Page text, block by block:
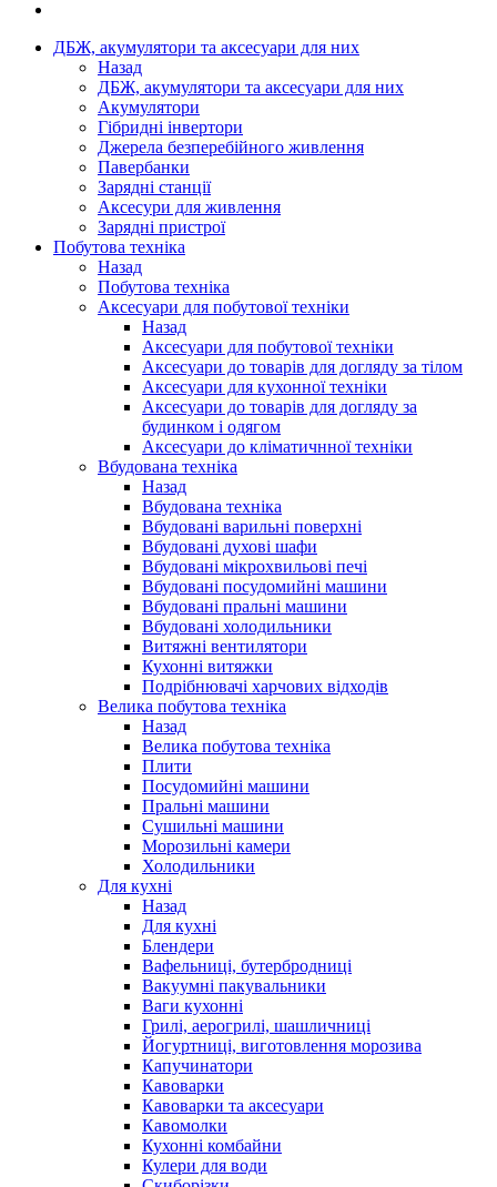
ДБЖ, акумулятори та аксесуари для них
Назад
ДБЖ, акумулятори та аксесуари для них
Акумулятори
Гібридні інвертори
Джерела безперебійного живлення
Павербанки
Зарядні станції
Аксесури для живлення
Зарядні пристрої
Побутова техніка
Назад
Побутова техніка
Аксесуари для побутової техніки
Назад
Аксесуари для побутової техніки
Аксесуари до товарів для догляду за тілом
Аксесуари для кухонної техніки
Аксесуари до товарів для догляду за
будинком і одягом
Аксесуари до кліматичнної техніки
Вбудована техніка
Назад
Вбудована техніка
Вбудовані варильні поверхні
Вбудовані духові шафи
Вбудовані мікрохвильові печі
Вбудовані посудомийні машини
Вбудовані пральні машини
Вбудовані холодильники
Витяжні вентилятори
Кухонні витяжки
Подрібнювачі харчових відходів
Велика побутова техніка
Назад
Велика побутова техніка
Плити
Посудомийні машини
Пральні машини
Сушильні машини
Морозильні камери
Холодильники
Для кухні
Назад
Для кухні
Блендери
Вафельниці, бутербродниці
Вакуумні пакувальники
Ваги кухонні
Грилі, аерогрилі, шашличниці
Йогуртниці, виготовлення морозива
Капучинатори
Кавоварки
Кавоварки та аксесуари
Кавомолки
Кухонні комбайни
Кулери для води